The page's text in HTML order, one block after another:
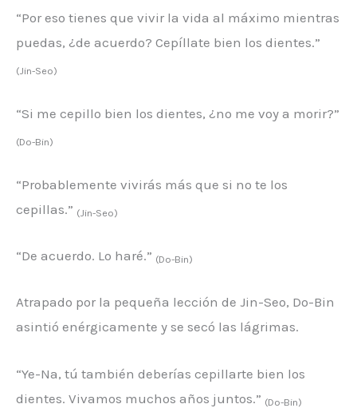
“Por eso tienes que vivir la vida al máximo mientras
puedas, ¿de acuerdo? Cepíllate bien los dientes.”
(Jin-Seo)
“Si me cepillo bien los dientes, ¿no me voy a morir?”
(Do-Bin)
“Probablemente vivirás más que si no te los
cepillas.” (Jin-Seo)
“De acuerdo. Lo haré.” (Do-Bin)
Atrapado por la pequeña lección de Jin-Seo, Do-Bin
asintió enérgicamente y se secó las lágrimas.
“Ye-Na, tú también deberías cepillarte bien los
dientes. Vivamos muchos años juntos.” (Do-Bin)